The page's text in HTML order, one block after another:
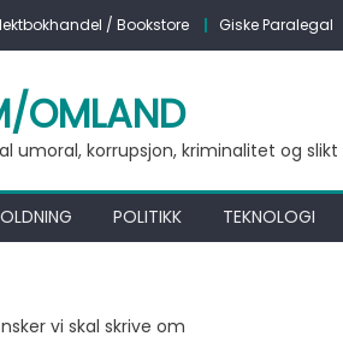
/ Bookstore Giske Paralegal
OMLAND
umoral, korrupsjon, kriminalitet og slikt
POLITIKK TEKNOLOGI
vi skal skrive om